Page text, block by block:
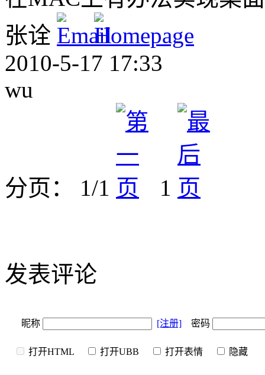
张诠
2010-5-17 17:33
wu
分页： 1/1 1
发表评论
昵称 [注册] 密码
打开HTML 打开UBB 打开表情 隐